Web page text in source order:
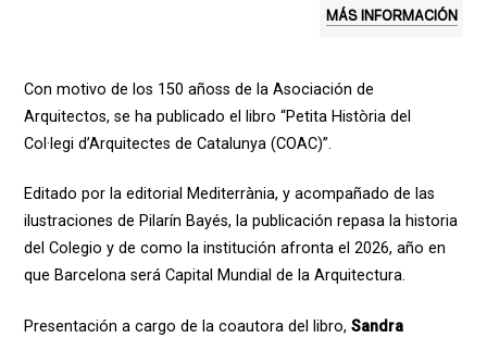
MÁS INFORMACIÓN
Con motivo de los 150 añoss de la Asociación de
Arquitectos, se ha publicado el libro “Petita Història del
Col·legi d’Arquitectes de Catalunya (COAC)”.
Editado por la editorial Mediterrània, y acompañado de las
ilustraciones de Pilarín Bayés, la publicación repasa la historia
del Colegio y de como la institución afronta el 2026, año en
que Barcelona será Capital Mundial de la Arquitectura.
Presentación a cargo de la coautora del libro, Sandra